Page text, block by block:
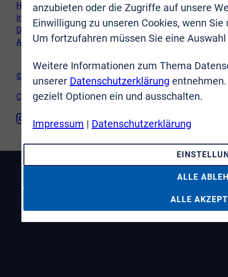
Hinweispflicht Newsletter
Impressum
Datenschutz
AGB
© VR-Immobilien Bonn Rhein-Sieg GmbH
Cookie-Einstellungen
anzubieten oder die Zugriffe auf unsere
Einwilligung zu unseren Cookies, wenn
Um fortzufahren müssen Sie eine
Weitere Informationen zum Thema
unserer Datenschutzerklärung
gezielt Optionen ein und ausschalten.
Impressum | Datenschutzerklärung
ALLE
ALLE